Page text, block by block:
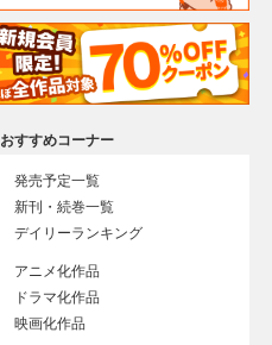
おすすめコーナー
発売予定一覧
新刊・続巻一覧
デイリーランキング
アニメ化作品
ドラマ化作品
映画化作品